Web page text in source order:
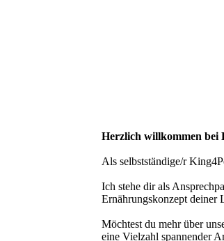
Herzlich willkommen bei
Als selbstständige/r
Ich stehe dir als
Ernährungskonzept deiner
Möchtest du mehr über
eine Vielzahl spannender